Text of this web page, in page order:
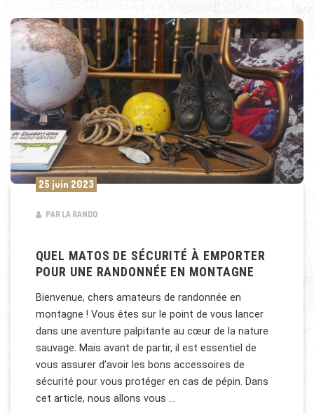
25 juin 2023
PAR LA RANDO
QUEL MATOS DE SÉCURITÉ À EMPORTER
POUR UNE RANDONNÉE EN MONTAGNE
Bienvenue, chers amateurs de randonnée en
montagne ! Vous êtes sur le point de vous lancer
dans une aventure palpitante au cœur de la nature
sauvage. Mais avant de partir, il est essentiel de
vous assurer d’avoir les bons accessoires de
sécurité pour vous protéger en cas de pépin. Dans
cet article, nous allons vous …